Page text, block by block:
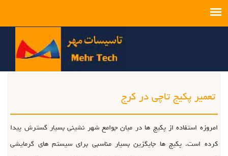
تعمیر پکیج تاچی در کرج
امروزه استفاده از پکیج ها در میان جوامع شهر نشینی بسیار گسترش پیدا
کرده است. پکیج ها جایگزین بسیار مناسبی برای سیستم های گرمایشی